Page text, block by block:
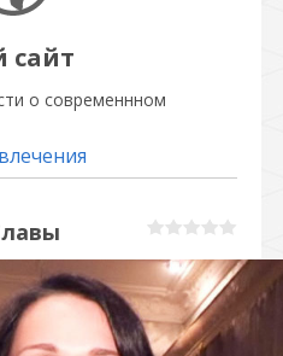
сайт
о современнном